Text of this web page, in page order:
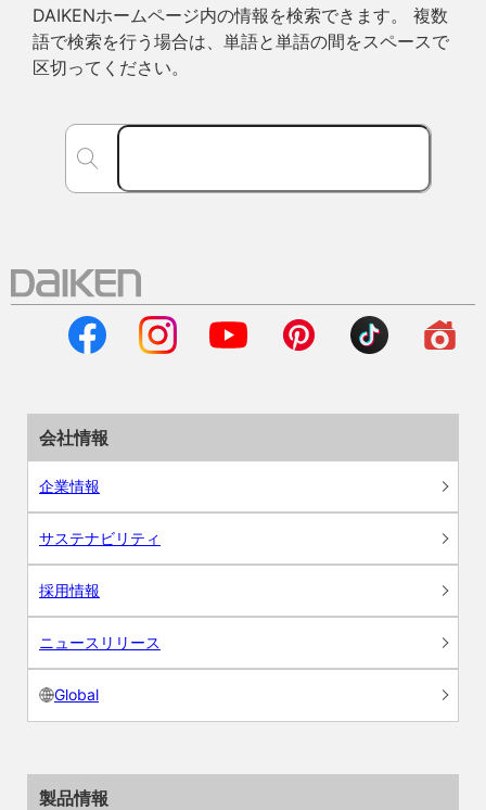
DAIKENホームページ内の情報を検索できます。 複数
語で検索を行う場合は、単語と単語の間をスペースで
区切ってください。
会社情報
企業情報
サステナビリティ
採用情報
ニュースリリース
Global
製品情報